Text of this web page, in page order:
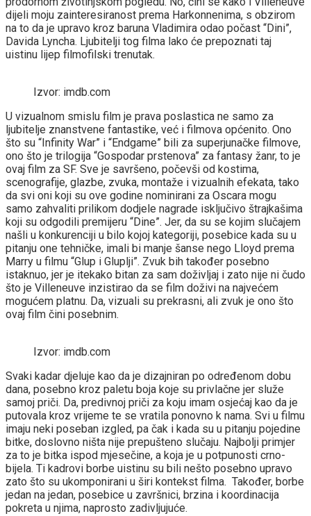
dijeli moju zainteresiranost prema Harkonnenima, s obzirom
na to da je upravo kroz baruna Vladimira odao počast “Dini”,
Davida Lyncha. Ljubitelji tog filma lako će prepoznati taj
uistinu lijep filmofilski trenutak.
Izvor: imdb.com
U vizualnom smislu film je prava poslastica ne samo za
ljubitelje znanstvene fantastike, već i filmova općenito. Ono
što su “Infinity War” i “Endgame” bili za superjunačke filmove,
ono što je trilogija “Gospodar prstenova” za fantasy žanr, to je
ovaj film za SF. Sve je savršeno, počevši od kostima,
scenografije, glazbe, zvuka, montaže i vizualnih efekata, tako
da svi oni koji su ove godine nominirani za Oscara mogu
samo zahvaliti prilikom dodjele nagrade isključivo štrajkašima
koji su odgodili premijeru “Dine”. Jer, da su se kojim slučajem
našli u konkurenciji u bilo kojoj kategoriji, posebice kada su u
pitanju one tehničke, imali bi manje šanse nego Lloyd prema
Marry u filmu “Glup i Gluplji”. Zvuk bih također posebno
istaknuo, jer je itekako bitan za sam doživljaj i zato nije ni čudo
što je Villeneuve inzistirao da se film doživi na najvećem
mogućem platnu. Da, vizuali su prekrasni, ali zvuk je ono što
ovaj film čini posebnim.
Izvor: imdb.com
Svaki kadar djeluje kao da je dizajniran po određenom dobu
dana, posebno kroz paletu boja koje su privlačne jer služe
samoj priči. Da, predivnoj priči za koju imam osjećaj kao da je
putovala kroz vrijeme te se vratila ponovno k nama. Svi u filmu
imaju neki poseban izgled, pa čak i kada su u pitanju pojedine
bitke, doslovno ništa nije prepušteno slučaju. Najbolji primjer
za to je bitka ispod mjesečine, a koja je u potpunosti crno-
bijela. Ti kadrovi borbe uistinu su bili nešto posebno upravo
zato što su ukomponirani u širi kontekst filma. Također, borbe
jedan na jedan, posebice u završnici, brzina i koordinacija
pokreta u njima, naprosto zadivljujuće.